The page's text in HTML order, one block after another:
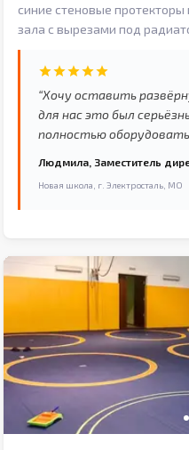
синие стеновые
зала с вырезами под
“Хочу оставить
для нас это был
полностью
Бюджет был ограничен,
варианты. Евромат
производство,
без нареканий.
монтажников —
собой, объяснили
несколько месяцев
отличном состоянии,
выгорает. Рекомендуем
партнёра.”
Людмила, Заместитель
Новая школа, г. Электросталь, МО